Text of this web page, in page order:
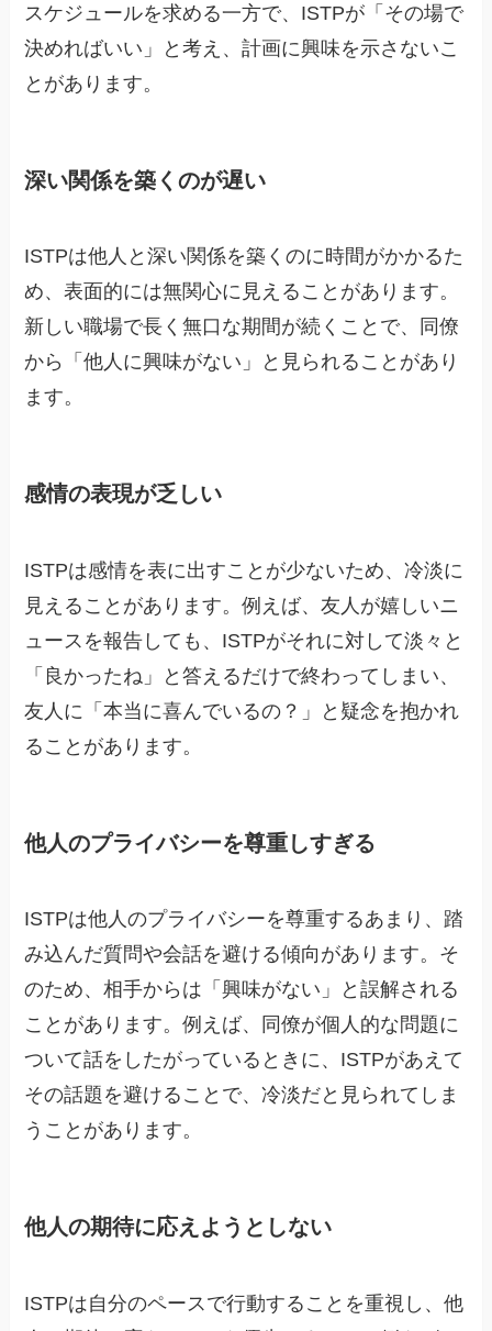
スケジュールを求める一方で、ISTPが「その場で
決めればいい」と考え、計画に興味を示さないこ
とがあります。
深い関係を築くのが遅い
ISTPは他人と深い関係を築くのに時間がかかるた
め、表面的には無関心に見えることがあります。
新しい職場で長く無口な期間が続くことで、同僚
から「他人に興味がない」と見られることがあり
ます。
感情の表現が乏しい
ISTPは感情を表に出すことが少ないため、冷淡に
見えることがあります。例えば、友人が嬉しいニ
ュースを報告しても、ISTPがそれに対して淡々と
「良かったね」と答えるだけで終わってしまい、
友人に「本当に喜んでいるの？」と疑念を抱かれ
ることがあります。
他人のプライバシーを尊重しすぎる
ISTPは他人のプライバシーを尊重するあまり、踏
み込んだ質問や会話を避ける傾向があります。そ
のため、相手からは「興味がない」と誤解される
ことがあります。例えば、同僚が個人的な問題に
ついて話をしたがっているときに、ISTPがあえて
その話題を避けることで、冷淡だと見られてしま
うことがあります。
他人の期待に応えようとしない
ISTPは自分のペースで行動することを重視し、他